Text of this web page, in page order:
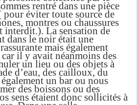
rentré dans une pièce
éviter toute source de
montres ou chaussures
interdit.). La sensation de
dans le noir était une
mais également
il y avait néanmoins des
un lieu ou des objets à
d’eau, des cailloux, du
un bar ou nous
des boissons ou des
sens étaient donc sollicités à